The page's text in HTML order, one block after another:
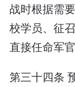
战时根据需
校学员、征
直接任命军官
第三十四条